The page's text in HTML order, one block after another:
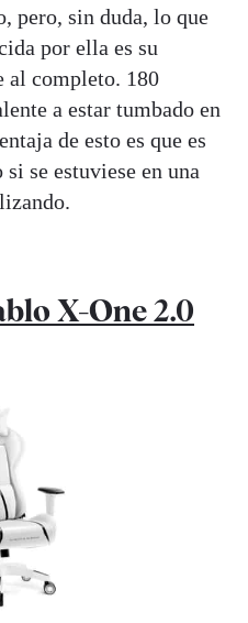
pero, sin duda, lo que
por ella es su
al completo. 180
a estar tumbado en
de esto es que es
se estuviese en una
X-One 2.0